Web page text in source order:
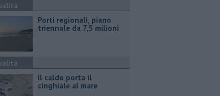
Porti regionali, piano
triennale da 7,5 milioni
Il caldo porta il
cinghiale al mare